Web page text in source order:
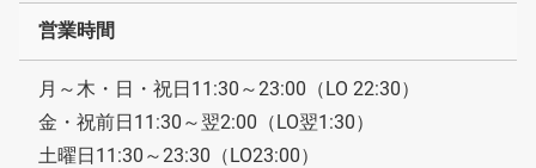
営業時間
月～木・日・祝日11:30～23:00（LO 22:30）
金・祝前日11:30～翌2:00（LO翌1:30）
土曜日11:30～23:30（LO23:00）